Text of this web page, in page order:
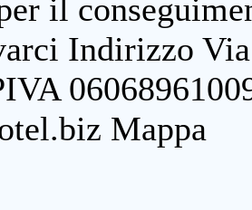
il
Indirizzo
Mappa